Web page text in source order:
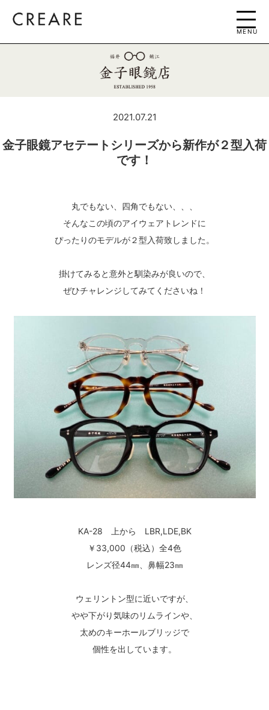
MENU
2021.07.21
金子眼鏡アセテートシリーズから新作が２型入荷
です！
丸でもない、四角でもない、、、
そんなこの頃のアイウェアトレンドに
ぴったりのモデルが２型入荷致しました。
掛けてみると意外と馴染みが良いので、
ぜひチャレンジしてみてくださいね！
KA-28 上から LBR,LDE,BK
￥33,000（税込）全4色
レンズ径44㎜、鼻幅23㎜
ウェリントン型に近いですが、
やや下がり気味のリムラインや、
太めのキーホールブリッジで
個性を出しています。